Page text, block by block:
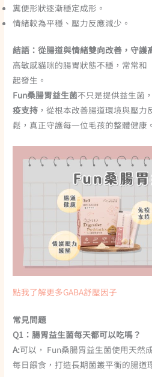
糞便形狀逐漸穩定成形。
情緒較為平穩、壓力反應減少。
結語：從腸道與情緒雙向改善，守護
高敏感貓咪的腸胃狀態不穩，常常和
起發生。
Fun桑腸胃益生菌不只是提供益生菌
疫支持 ，從根本改善腸道環境與壓
鬆，真正守護每一位毛孩的整體健康。
點我了解更多GABA舒壓因子
常見問題
Q1：腸胃益生菌每天都可以吃嗎？
A:可以， Fun桑腸胃益生菌使用天然
每日餵食，打造長期菌叢平衡的腸道